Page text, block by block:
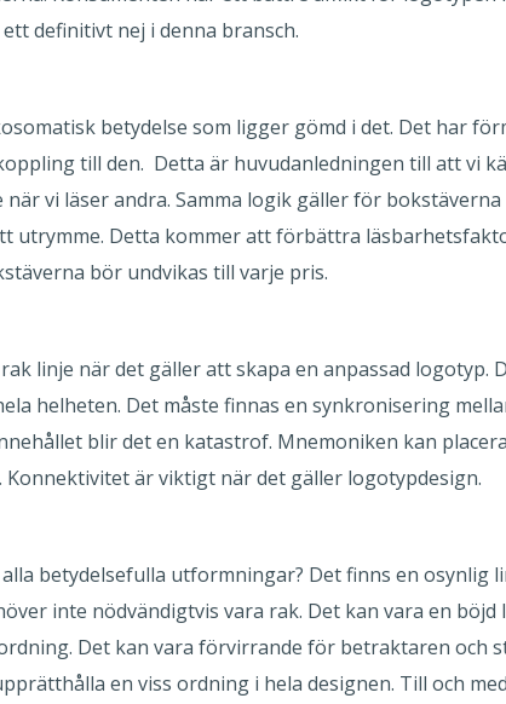
definitivt nej i denna bransch.
betydelse som ligger gömd i det. Det har
till den. Detta är huvudanledningen till att vi
när vi läser andra. Samma logik gäller för
utrymme. Detta kommer att förbättra
bör undvikas till varje pris.
linje när det gäller att skapa en anpassad logotyp.
helheten. Det måste finnas en synkronisering
blir det en katastrof. Mnemoniken kan
är viktigt när det gäller logotypdesign.
betydelsefulla utformningar? Det finns en osynlig
inte nödvändigtvis vara rak. Det kan vara en böjd
Det kan vara förvirrande för betraktaren och
en viss ordning i hela designen. Till och